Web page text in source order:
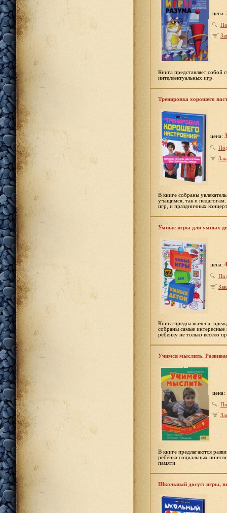
цена:
Книга представляет собой
интеллектуальных игр.
Тренировка хорошего
цена:
В книге собраны
учащимся, так и педагогам.
игр, и праздничных
Умные игры для умных
цена:
Книга предназначена,
собраны самые
ребенку не только весело
Учимся мыслить.
цена:
В книге предлагаются
ребёнка социальных
памяти
Школьный досуг: игры,